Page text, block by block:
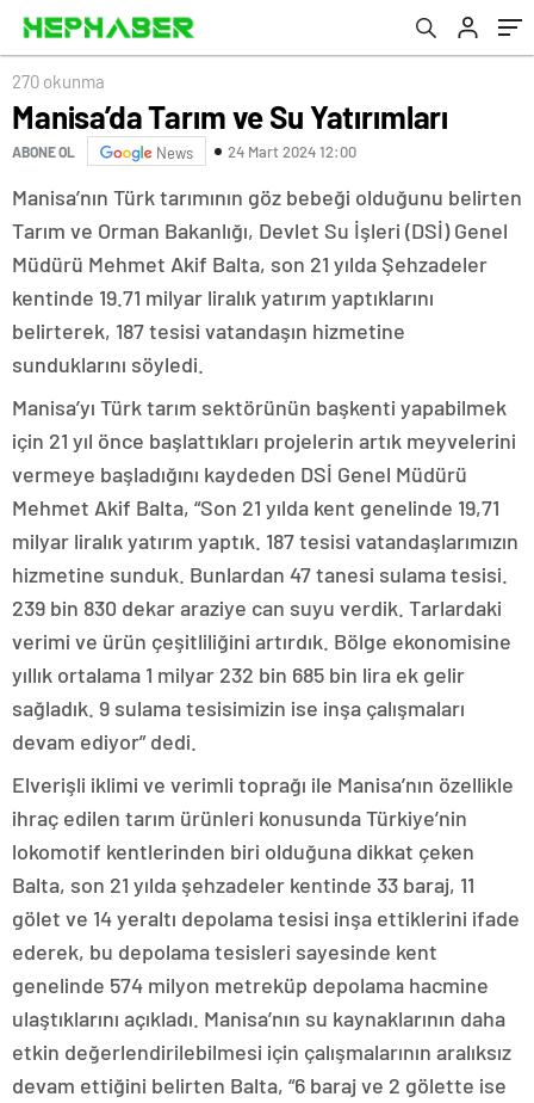
270 okunma
Manisa’da Tarım ve Su Yatırımları
ABONE OL News 24 Mart 2024 12:00
Manisa’nın Türk tarımının göz bebeği olduğunu belirten
Tarım ve Orman Bakanlığı, Devlet Su İşleri (DSİ) Genel
Müdürü Mehmet Akif Balta, son 21 yılda Şehzadeler
kentinde 19.71 milyar liralık yatırım yaptıklarını
belirterek, 187 tesisi vatandaşın hizmetine
sunduklarını söyledi.
Manisa’yı Türk tarım sektörünün başkenti yapabilmek
için 21 yıl önce başlattıkları projelerin artık meyvelerini
vermeye başladığını kaydeden DSİ Genel Müdürü
Mehmet Akif Balta, “Son 21 yılda kent genelinde 19,71
milyar liralık yatırım yaptık. 187 tesisi vatandaşlarımızın
hizmetine sunduk. Bunlardan 47 tanesi sulama tesisi.
239 bin 830 dekar araziye can suyu verdik. Tarlardaki
verimi ve ürün çeşitliliğini artırdık. Bölge ekonomisine
yıllık ortalama 1 milyar 232 bin 685 bin lira ek gelir
sağladık. 9 sulama tesisimizin ise inşa çalışmaları
devam ediyor” dedi.
Elverişli iklimi ve verimli toprağı ile Manisa’nın özellikle
ihraç edilen tarım ürünleri konusunda Türkiye’nin
lokomotif kentlerinden biri olduğuna dikkat çeken
Balta, son 21 yılda şehzadeler kentinde 33 baraj, 11
gölet ve 14 yeraltı depolama tesisi inşa ettiklerini ifade
ederek, bu depolama tesisleri sayesinde kent
genelinde 574 milyon metreküp depolama hacmine
ulaştıklarını açıkladı. Manisa’nın su kaynaklarının daha
etkin değerlendirilebilmesi için çalışmalarının aralıksız
devam ettiğini belirten Balta, “6 baraj ve 2 gölette ise